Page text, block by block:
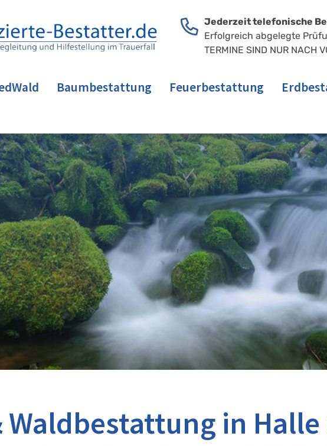
Jederzeit telefonische
Erfolgreich abgelegte
TERMINE SIND NUR NACH
Baumbestattung Feuerbestattung
Waldbestattung in Halle